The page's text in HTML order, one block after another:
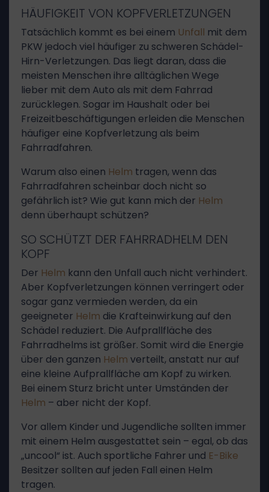
HÄUFIGKEIT VON KOPFVERLETZUNGEN
Tatsächlich kommt es bei einem Unfall mit dem
PKW jedoch viel häufiger zu schweren Schädel-
Hirn-Verletzungen. Das liegt daran, dass die
meisten Menschen ihre alltäglichen Wege
lieber mit dem Auto als mit dem Fahrrad
zurücklegen. Sogar im Haushalt oder bei
Freizeitbeschäftigungen erleiden die Menschen
häufiger eine Kopfverletzung als beim
Fahrradfahren.
Warum also einen Helm tragen, wenn das
Fahrradfahren scheinbar doch nicht so
gefährlich ist? Wie gut kann mich der Helm
denn überhaupt schützen?
SO SCHÜTZT DER FAHRRADHELM DEN
KOPF
Der Helm kann den Unfall auch nicht verhindert.
Aber Kopfverletzungen können verringert oder
sogar ganz vermieden werden, da ein
geeigneter Helm die Krafteinwirkung auf den
Schädel reduziert. Die Aufprallfläche des
Fahrradhelms ist größer. Somit wird die Energie
über den ganzen Helm verteilt, anstatt nur auf
eine kleine Aufprallfläche am Kopf zu wirken.
Bei einem Sturz bricht unter Umständen der
Helm – aber nicht der Kopf.
Vor allem Kinder und Jugendliche sollten immer
mit einem Helm ausgestattet sein – egal, ob das
„uncool“ ist. Auch sportliche Fahrer und E-Bike
Besitzer sollten auf jeden Fall einen Helm
tragen.